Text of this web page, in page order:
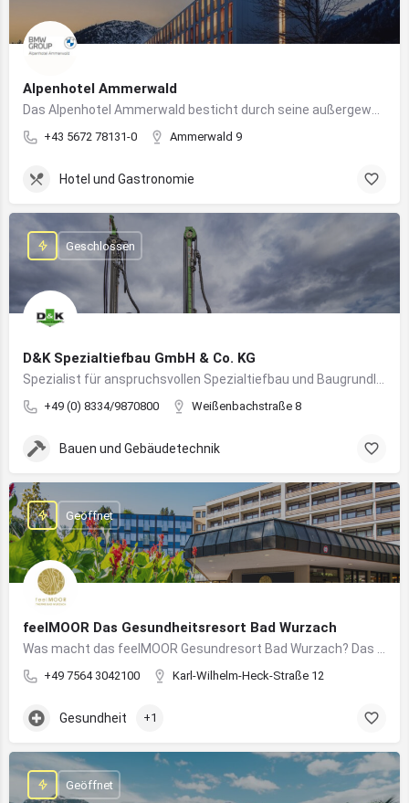
Alpenhotel Ammerwald
+43 5672 78131-0 Ammerwald 9
Hotel und Gastronomie
D&K Spezialtiefbau GmbH & Co. KG
+49 (0) 8334/9870800 Weißenbachstraße 8
Geschlossen
Bauen und Gebäudetechnik
feelMOOR Das Gesundheitsresort Bad Wurzach
+49 7564 3042100 Karl-Wilhelm-Heck-Straße 12
Geöffnet
Gesundheit +1
Geöffnet